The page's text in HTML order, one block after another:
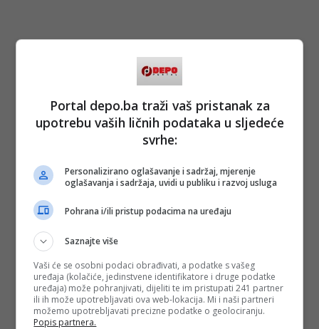
Portal depo.ba traži vaš pristanak za
upotrebu vaših ličnih podataka u sljedeće
svrhe:
Personalizirano oglašavanje i sadržaj, mjerenje
oglašavanja i sadržaja, uvidi u publiku i razvoj usluga
Pohrana i/ili pristup podacima na uređaju
Saznajte više
Vaši će se osobni podaci obrađivati, a podatke s vašeg
uređaja (kolačiće, jedinstvene identifikatore i druge podatke
uređaja) može pohranjivati, dijeliti te im pristupati 241 partner
ili ih može upotrebljavati ova web-lokacija. Mi i naši partneri
možemo upotrebljavati precizne podatke o geolociranju.
Popis partnera.